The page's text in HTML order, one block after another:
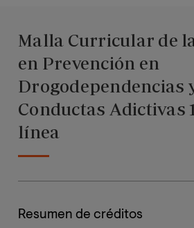
Malla Curricular de
en Prevención en
Drogodependencias
Conductas Adictivas
línea
Resumen de créditos